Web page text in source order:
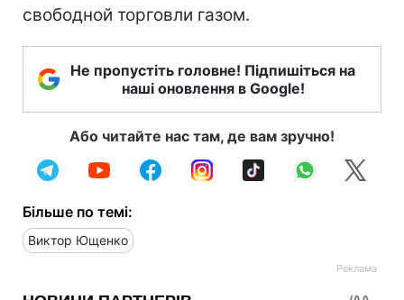
свободной торговли газом.
Не пропустіть головне! Підпишіться на
наші оновлення в Google!
Або читайте нас там, де вам зручно!
Більше по темі:
Виктор Ющенко